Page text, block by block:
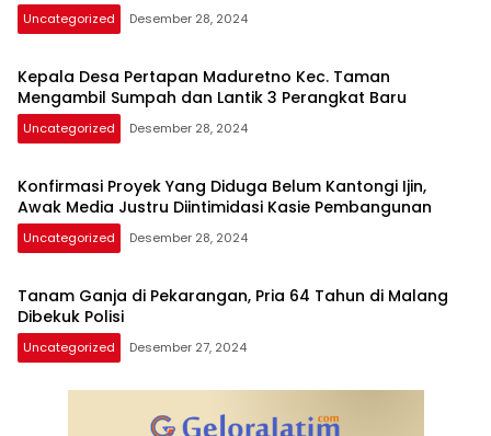
Uncategorized Desember 28, 2024
Kepala Desa Pertapan Maduretno Kec. Taman
Mengambil Sumpah dan Lantik 3 Perangkat Baru
Uncategorized Desember 28, 2024
Konfirmasi Proyek Yang Diduga Belum Kantongi Ijin,
Awak Media Justru Diintimidasi Kasie Pembangunan
Uncategorized Desember 28, 2024
Tanam Ganja di Pekarangan, Pria 64 Tahun di Malang
Dibekuk Polisi
Uncategorized Desember 27, 2024